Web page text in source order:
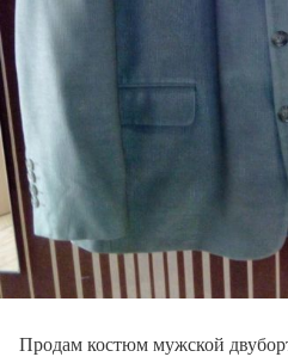
Продам костюм мужской